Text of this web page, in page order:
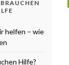
helfen – wie
Hilfe?